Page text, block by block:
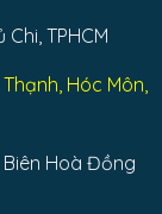
TPHCM
Hóc Môn,
Biên Hoà Đồng